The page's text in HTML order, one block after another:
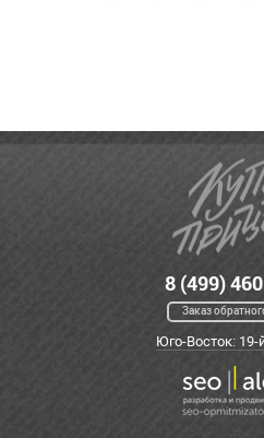
8 (499)
Заказ
Юго-Восток: